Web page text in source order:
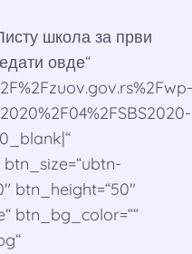
школа за први
овде“
btn_height=“50″
btn_bg_color=““